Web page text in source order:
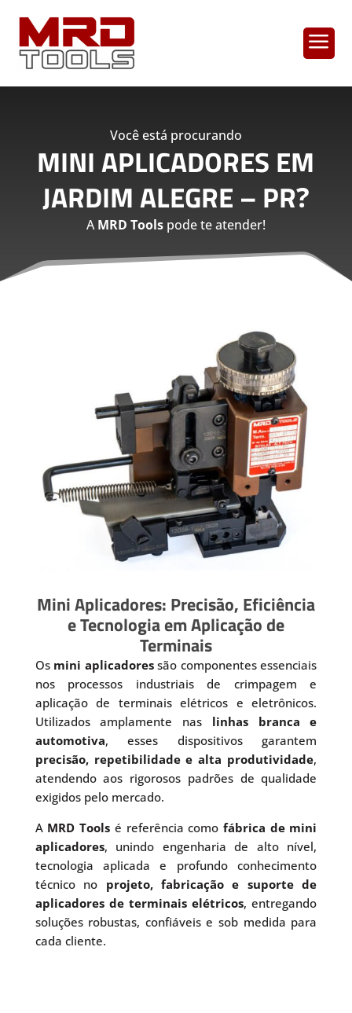
a
Você está procurando
MINI APLICADORES EM
JARDIM ALEGRE – PR?
AMRD Toolspode te atender!
Mini Aplicadores: Precisão, Eficiência
e Tecnologia em Aplicação de
Terminais
Os mini aplicadoressão componentes essenciais
nos processos industriais de crimpagem e
aplicação de terminais elétricos e eletrônicos.
Utilizados amplamente nas linhas branca e
automotiva, esses dispositivos garantem
precisão, repetibilidade e alta produtividade,
atendendo aos rigorosos padrões de qualidade
exigidos pelo mercado.
A MRD Tools é referência como fábrica de mini
aplicadores, unindo engenharia de alto nível,
tecnologia aplicada e profundo conhecimento
técnico no projeto, fabricação e suporte de
aplicadores de terminais elétricos, entregando
soluções robustas, confiáveis e sob medida para
cada cliente.